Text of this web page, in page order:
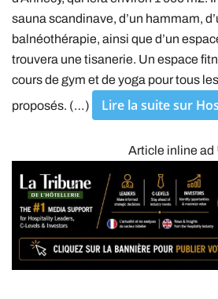
sauna scandinave, d’un hammam,
balnéothérapie, ainsi que d’un
trouvera une tisanerie. Un espace
cours de gym et de yoga pour tous
proposés. (…)
Lire la suite sur
Article inline ad